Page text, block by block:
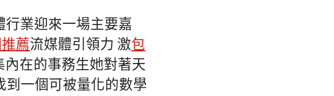
業迎來一場主要嘉
薦流媒體引領力 激包
在的事務生她對著天
到一個可被量化的數學